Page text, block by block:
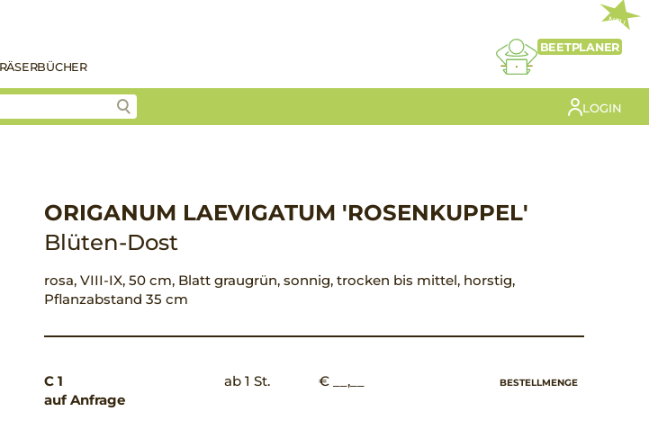
BÜCHER
NEU
BEETPLANER
LOGIN
ORIGANUM LAEVIGATUM 'ROSENKUPPEL'
Blüten-Dost
rosa, VIII-IX, 50 cm, Blatt graugrün, sonnig, trocken bis mittel, horstig,
Pflanzabstand 35 cm
C 1
auf Anfrage
ab 1 St. € __,__ BESTELLMENGE